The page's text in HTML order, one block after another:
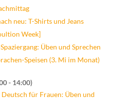
neu: T-Shirts und Jeans
Week]
Üben und Sprechen
Speisen (3. Mi im Monat)
- 14:00
für Frauen: Üben und